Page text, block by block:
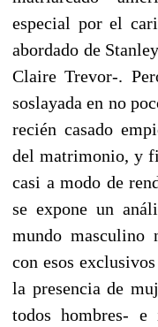
especial por el
abordado de
Claire Trevor-.
soslayada en no
recién casado
del matrimonio, y
casi a modo de
se expone un
mundo masculino
con esos
la presencia de
todos hombres-